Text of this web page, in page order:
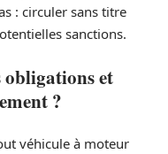
: circuler sans titre
sanctions.
obligations et
?
véhicule à moteur